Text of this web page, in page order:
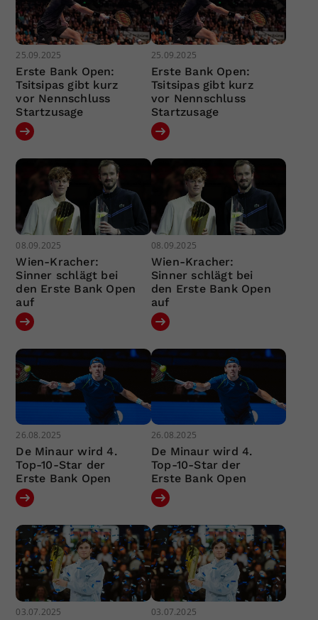
25.09.2025
Erste Bank Open:
Tsitsipas gibt kurz
vor Nennschluss
Startzusage
25.09.2025
Erste Bank Open:
Tsitsipas gibt kurz
vor Nennschluss
Startzusage
08.09.2025
Wien-Kracher:
Sinner schlägt bei
den Erste Bank Open
auf
08.09.2025
Wien-Kracher:
Sinner schlägt bei
den Erste Bank Open
auf
26.08.2025
De Minaur wird 4.
Top-10-Star der
Erste Bank Open
26.08.2025
De Minaur wird 4.
Top-10-Star der
Erste Bank Open
03.07.2025 03.07.2025